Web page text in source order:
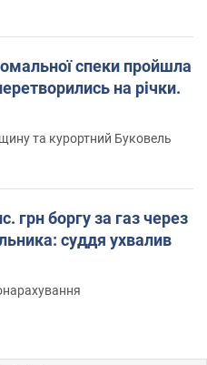
спеки пройшла
на річки.
та курортний Буковель
грн боргу за газ через
суддя ухвалив